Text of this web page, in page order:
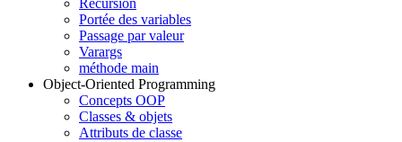
Récursion
Portée des variables
Passage par valeur
Varargs
méthode main
Object-Oriented Programming
Concepts OOP
Classes & objets
Attributs de classe